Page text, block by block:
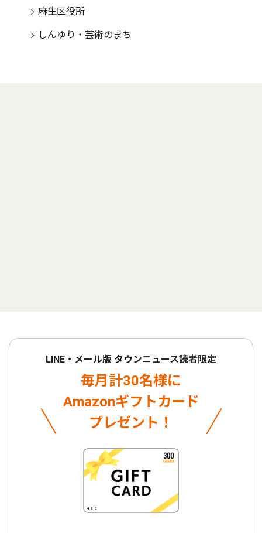
麻生区役所
しんゆり・芸術のまち
LINE・メール版 タウンニュース読者限定
毎月計30名様に
Amazonギフトカード
プレゼント！